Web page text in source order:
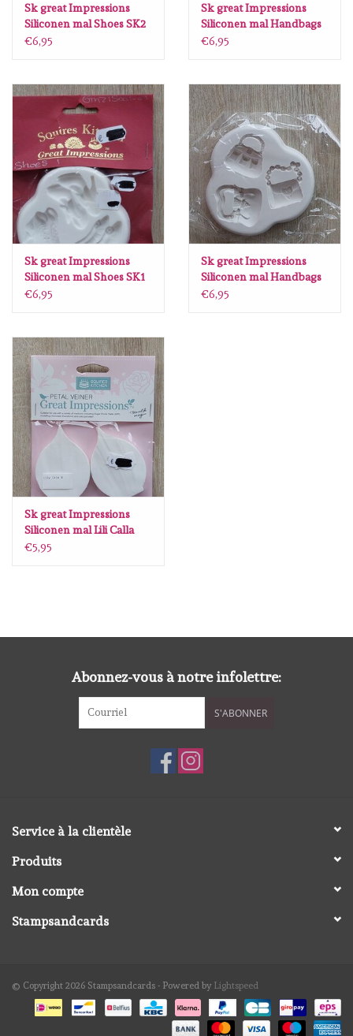
Magnolia
OLO Markers
Impronte D'autore
Uitverkoop
Siliconen mal
Spellbinders
Dress My Craft
Uniquely Creative
Juffrouw Muis
Memorybox
Sk great Impressions
Siliconen mal Shoes SK2
€6,95
Sk great Impressions
Siliconen mal Handbags
SK4
€6,95
Sk great Impressions
Siliconen mal Shoes SK1
€6,95
Sk great Impressions
Siliconen mal Handbags
2 SK5
€6,95
Sk great Impressions
Siliconen mal Lili Calla
Veiner M
€5,95
Abonnez-vous à notre infolettre:
S'ABONNER
Service à la clientèle
Produits
Mon compte
Stampsandcards
© Copyright 2026 Stampsandcards - Powered by Lightspeed